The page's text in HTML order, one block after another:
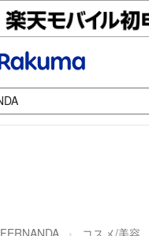
FERNANDA コスメ/美容